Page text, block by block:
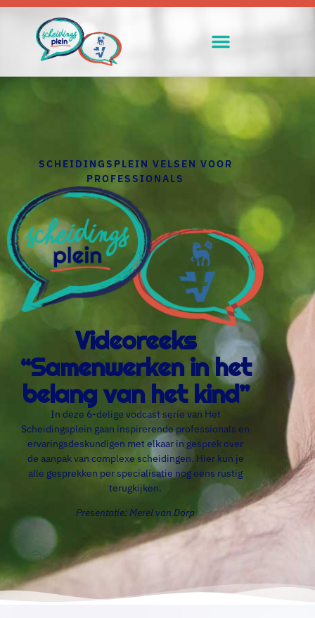
SCHEIDINGSPLEIN VELSEN VOOR
PROFESSIONALS
Videoreeks
“Samenwerken in het
belang van het kind”
In deze 6-delige vodcast serie van Het
Scheidingsplein gaan inspirerende professionals en
ervaringsdeskundigen met elkaar in gesprek over
de aanpak van complexe scheidingen. Hier kun je
alle gesprekken per specialisatie nog eens rustig
terugkijken.
Presentatie: Merel van Dorp